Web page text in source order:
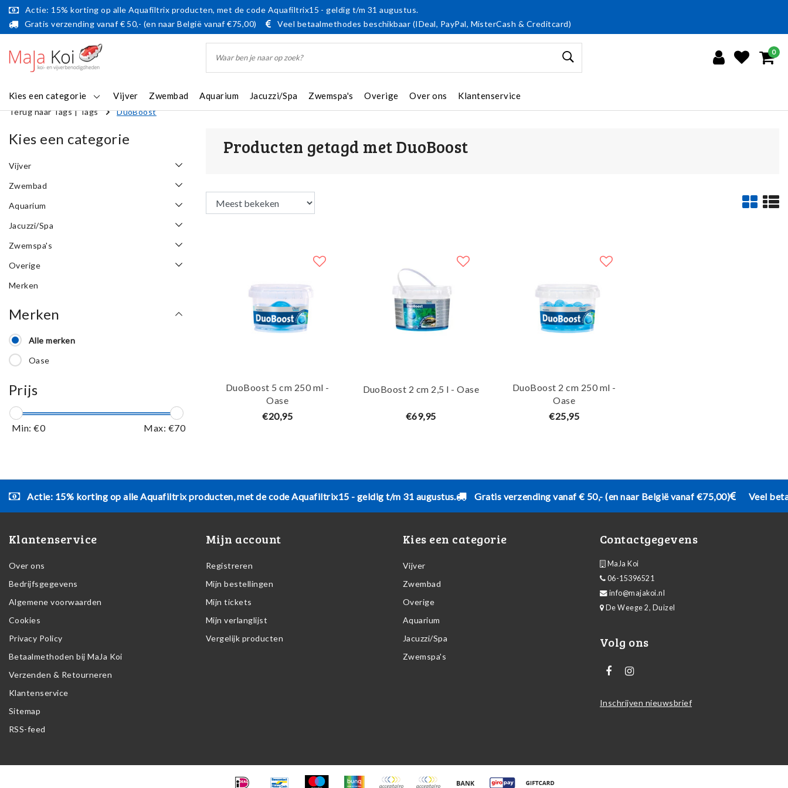
Actie: 15% korting op alle Aquafiltrix producten, met de code Aquafiltrix15 - geldig t/m 31 augustus.
Gratis verzending vanaf € 50,- (en naar België vanaf €75,00)
Veel betaalmethodes beschikbaar (IDeal, PayPal, MisterCash & Creditcard)
0
Kies een categorie Vijver Zwembad Aquarium Jacuzzi/Spa Zwemspa's Overige Over ons Klantenservice
Terug naar Tags|Tags DuoBoost
Kies een categorie
Vijver
Zwembad
Aquarium
Jacuzzi/Spa
Zwemspa's
Overige
Merken
Merken
Alle merken
Oase
Prijs
Min: €0 Max: €70
Producten getagd met DuoBoost
DuoBoost 5 cm 250 ml -
Oase
€20,95
DuoBoost 2 cm 2,5 l - Oase
€69,95
DuoBoost 2 cm 250 ml -
Oase
€25,95
Actie: 15% korting op alle Aquafiltrix producten, met de code Aquafiltrix15 - geldig t/m 31 augustus. Gratis verzending vanaf € 50,- (en naar België vanaf €75,00) Veel
Klantenservice
Over ons
Bedrijfsgegevens
Algemene voorwaarden
Cookies
Privacy Policy
Betaalmethoden bij MaJa Koi
Verzenden & Retourneren
Klantenservice
Sitemap
RSS-feed
Mijn account
Registreren
Mijn bestellingen
Mijn tickets
Mijn verlanglijst
Vergelijk producten
Kies een categorie
Vijver
Zwembad
Overige
Aquarium
Jacuzzi/Spa
Zwemspa's
Contactgegevens
MaJa Koi
06-15396521
info@majakoi.nl
De Weege 2, Duizel
Volg ons
Inschrijven nieuwsbrief